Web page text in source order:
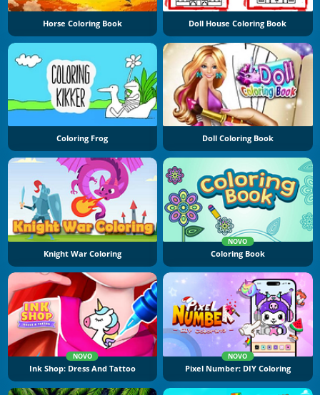
Horse Coloring Book Doll House Coloring Book
Coloring Frog Doll Coloring Book
Knight War Coloring
NOVO
Coloring Book
NOVO
Ink Shop: Dress And Tattoo
NOVO
Pixel Number: DIY Coloring